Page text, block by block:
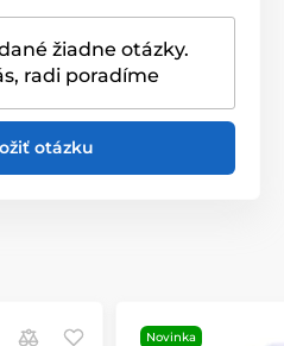
hračky
žiadne otázky.
radi poradíme
otázku
Novinka